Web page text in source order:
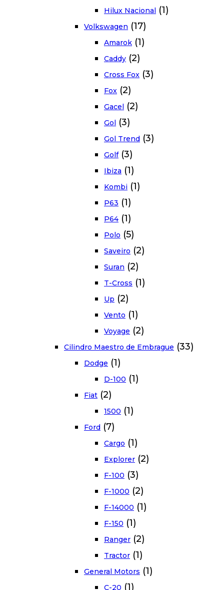
Hilux Nacional (1)
Volkswagen (17)
Amarok (1)
Caddy (2)
Cross Fox (3)
Fox (2)
Gacel (2)
Gol (3)
Gol Trend (3)
Golf (3)
Ibiza (1)
Kombi (1)
P63 (1)
P64 (1)
Polo (5)
Saveiro (2)
Suran (2)
T-Cross (1)
Up (2)
Vento (1)
Voyage (2)
Cilindro Maestro de Embrague (33)
Dodge (1)
D-100 (1)
Fiat (2)
1500 (1)
Ford (7)
Cargo (1)
Explorer (2)
F-100 (3)
F-1000 (2)
F-14000 (1)
F-150 (1)
Ranger (2)
Tractor (1)
General Motors (1)
C-20 (1)